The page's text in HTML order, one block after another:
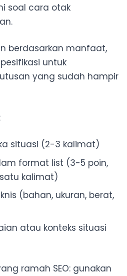
soal cara otak
berdasarkan manfaat,
untuk
yang sudah hampir
situasi (2-3 kalimat)
format list (3-5 poin,
kalimat)
(bahan, ukuran, berat,
atau konteks situasi
ramah SEO: gunakan